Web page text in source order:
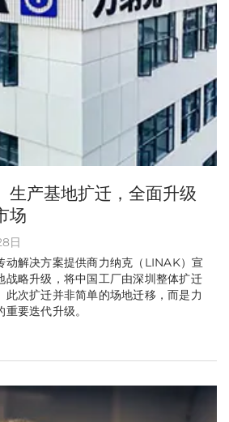
生产基地扩迁，全面升级
场
日
动解决方案提供商力纳克（LINAK）宣
战略升级，将中国工厂由深圳整体扩迁
此次扩迁并非简单的场地迁移，而是力
要迭代升级。